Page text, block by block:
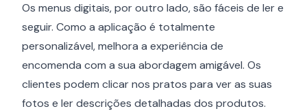
Os menus digitais, por outro lado, são fáceis de ler e
seguir. Como a aplicação é totalmente
personalizável, melhora a experiência de
encomenda com a sua abordagem amigável. Os
clientes podem clicar nos pratos para ver as suas
fotos e ler descrições detalhadas dos produtos.